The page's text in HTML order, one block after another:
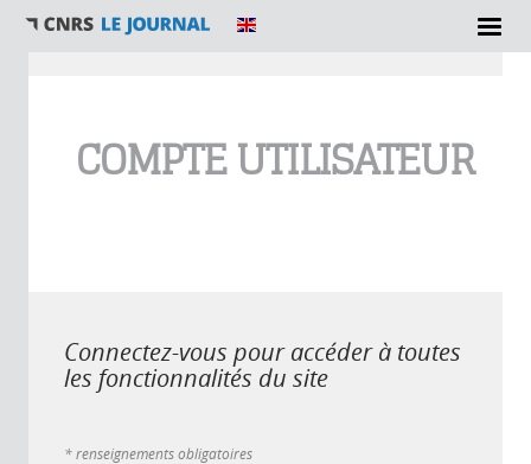
COMPTE UTILISATEUR
Connectez-vous pour accéder à toutes
les fonctionnalités du site
* renseignements obligatoires